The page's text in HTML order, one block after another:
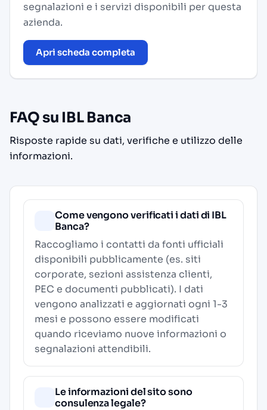
segnalazioni e i servizi disponibili per questa
azienda.
Apri scheda completa
FAQ su IBL Banca
Risposte rapide su dati, verifiche e utilizzo delle
informazioni.
Come vengono verificati i dati di IBL
Banca?
Raccogliamo i contatti da fonti ufficiali
disponibili pubblicamente (es. siti
corporate, sezioni assistenza clienti,
PEC e documenti pubblicati). I dati
vengono analizzati e aggiornati ogni 1-3
mesi e possono essere modificati
quando riceviamo nuove informazioni o
segnalazioni attendibili.
Le informazioni del sito sono
consulenza legale?